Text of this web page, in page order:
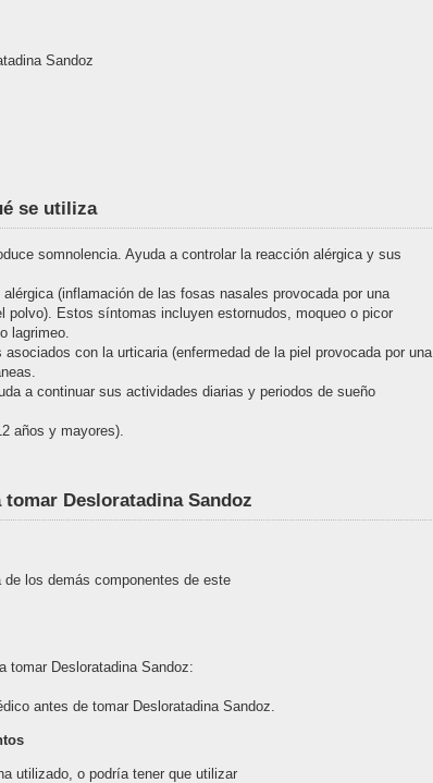
Sandoz
se utiliza
somnolencia. Ayuda a controlar la reacción alérgica y sus
(inflamación de las fosas nasales provocada por una
polvo). Estos síntomas incluyen estornudos, moqueo o picor
lagrimeo.
con la urticaria (enfermedad de la piel provocada por una
a continuar sus actividades diarias y periodos de sueño
años y mayores).
Desloratadina Sandoz
los demás componentes de este
tomar Desloratadina Sandoz:
antes de tomar Desloratadina Sandoz.
utilizado, o podría tener que utilizar